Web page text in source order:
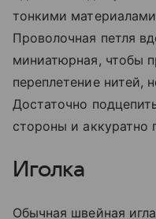
тонкими
Проволочная петля
миниатюрная, чтобы
переплетение нитей,
Достаточно
стороны и аккуратно
Иголка
Обычная швейная